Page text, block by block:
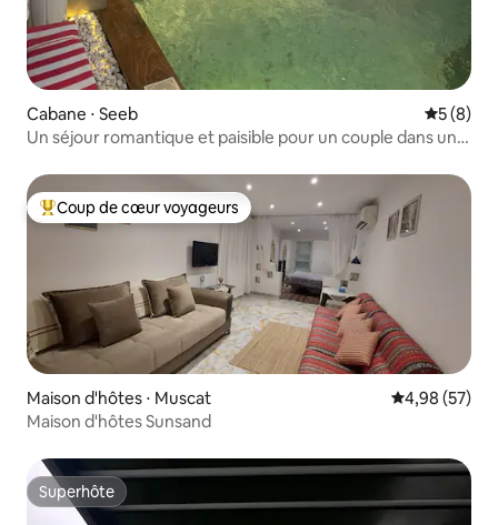
Cabane ⋅ Seeb
5 (8)
Un séjour romantique et paisible pour un couple dans un
Coups de cœur voyageurs les plus appréciés
Coup de cœur voyageurs
Maison d'hôtes ⋅ Muscat Évaluation
4,98 (57)
Maison d'hôtes Sunsand
Superhôte
Superhôte